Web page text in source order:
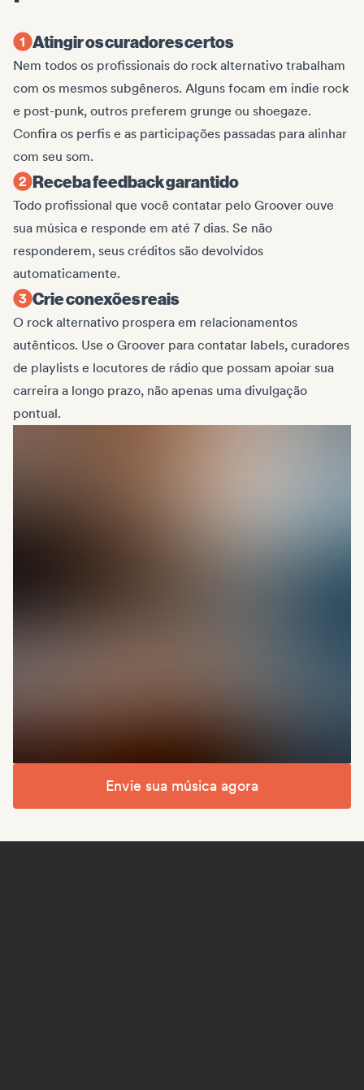
Atingir os curadores certos
Nem todos os profissionais do rock alternativo trabalham
com os mesmos subgêneros. Alguns focam em indie rock
e post-punk, outros preferem grunge ou shoegaze.
Confira os perfis e as participações passadas para alinhar
com seu som.
Receba feedback garantido
Todo profissional que você contatar pelo Groover ouve
sua música e responde em até 7 dias. Se não
responderem, seus créditos são devolvidos
automaticamente.
Crie conexões reais
O rock alternativo prospera em relacionamentos
autênticos. Use o Groover para contatar labels, curadores
de playlists e locutores de rádio que possam apoiar sua
carreira a longo prazo, não apenas uma divulgação
pontual.
Envie sua música agora